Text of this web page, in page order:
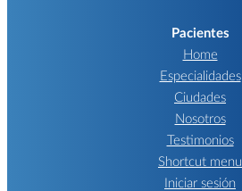
Pacientes
Home
Especialidades
Ciudades
Nosotros
Testimonios
Shortcut menu
Iniciar sesión